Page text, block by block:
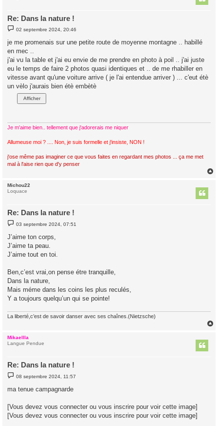
Re: Dans la nature !
M
s
a
e
02 septembre 2024, 20:46
je me promenais sur une petite route de moyenne montagne .. habillé
en mec ..
j'ai vu la table et j'ai eu envie de me prendre en photo à poil .. j'ai juste
eu le temps de faire 2 photos quasi identiques et .. de me rhabiller en
vitesse avant qu'une voiture arrive ( je l'ai entendue arriver ) ... c'eut étè
un vèlo j'aurais bien étè embètè
Je m'aime bien.. tellement que j'adorerais me niquer
Allumeuse moi ? .... Non, je suis formelle et j'insiste, NON !
j'ose même pas imaginer ce que vous faites en regardant mes photos ... ça me met
mal à l'aise rien que d'y penser
Michou22
Loquace
Re: Dans la nature !
M
e
s
s
a
g
e
03 septembre 2024, 07:51
J’aime ton corps,
J’aime ta peau.
J’aime tout en toi.
Ben,c’est vrai,on pense étre tranquille,
Dans la nature,
Mais méme dans les coins les plus reculés,
Y a toujours quelqu’un qui se pointe!
La liberté,c’est de savoir danser avec ses chaînes.(Nietzsche)
Mikaellla
Langue Pendue
Re: Dans la nature !
M
e
s
e
08 septembre 2024, 11:57
ma tenue campagnarde
[Vous devez vous connecter ou vous inscrire pour voir cette image]
[Vous devez vous connecter ou vous inscrire pour voir cette image]